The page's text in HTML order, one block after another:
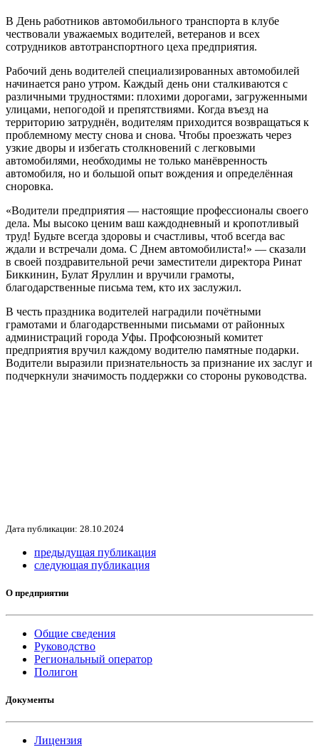
В День работников автомобильного транспорта в клубе
чествовали уважаемых водителей, ветеранов и всех
сотрудников автотранспортного цеха предприятия.
Рабочий день водителей специализированных автомобилей
начинается рано утром. Каждый день они сталкиваются с
различными трудностями: плохими дорогами, загруженными
улицами, непогодой и препятствиями. Когда въезд на
территорию затруднён, водителям приходится возвращаться к
проблемному месту снова и снова. Чтобы проезжать через
узкие дворы и избегать столкновений с легковыми
автомобилями, необходимы не только манёвренность
автомобиля, но и большой опыт вождения и определённая
сноровка.
«Водители предприятия — настоящие профессионалы своего
дела. Мы высоко ценим ваш каждодневный и кропотливый
труд! Будьте всегда здоровы и счастливы, чтоб всегда вас
ждали и встречали дома. С Днем автомобилиста!» — сказали
в своей поздравительной речи заместители директора Ринат
Биккинин, Булат Яруллин и вручили грамоты,
благодарственные письма тем, кто их заслужил.
В честь праздника водителей наградили почётными
грамотами и благодарственными письмами от районных
администраций города Уфы. Профсоюзный комитет
предприятия вручил каждому водителю памятные подарки.
Водители выразили признательность за признание их заслуг и
подчеркнули значимость поддержки со стороны руководства.
Дата публикации: 28.10.2024
предыдущая публикация
следующая публикация
О предприятии
Общие сведения
Руководство
Региональный оператор
Полигон
Документы
Лицензия